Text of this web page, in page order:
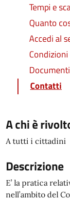
Tempi e
Quanto
Accedi al
Contatti
A chi è
A tutti i cittadini
Descrizione
E’ la pratica
nell’ambito del